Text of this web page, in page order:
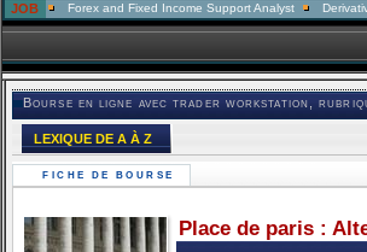
JOB
Forex and Fixed Income Support Analyst Derivatives
Bourse en ligne avec trader workstation,
LEXIQUE DE A À Z
FICHE DE BOURSE
Place de paris :